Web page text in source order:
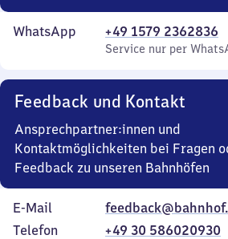
WhatsApp +49 1579 2362836
Service nur per
Feedback und Kontakt
Ansprechpartner:innen und
Kontaktmöglichkeiten bei Fragen
Feedback zu unseren Bahnhöfen
E-Mail
Telefon
+49 30 586020930